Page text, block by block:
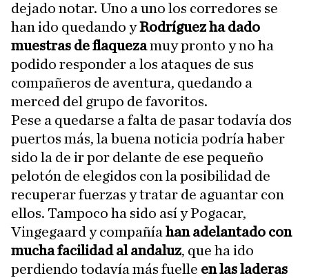
dejado notar. Uno a uno los corredores se
han ido quedando yRodríguez ha dado
muestras de flaquezamuy pronto y no ha
podido responder a los ataques de sus
compañeros de aventura, quedando a
merced del grupo de favoritos.
Pese a quedarse a falta de pasar todavía dos
puertos más, la buena noticia podría haber
sido la de ir por delante de ese pequeño
pelotón de elegidos con la posibilidad de
recuperar fuerzas y tratar de aguantar con
ellos. Tampoco ha sido así y Pogacar,
Vingegaard y compañía han adelantado con
mucha facilidad al andaluz, que ha ido
perdiendo todavía más fuelle en las laderas